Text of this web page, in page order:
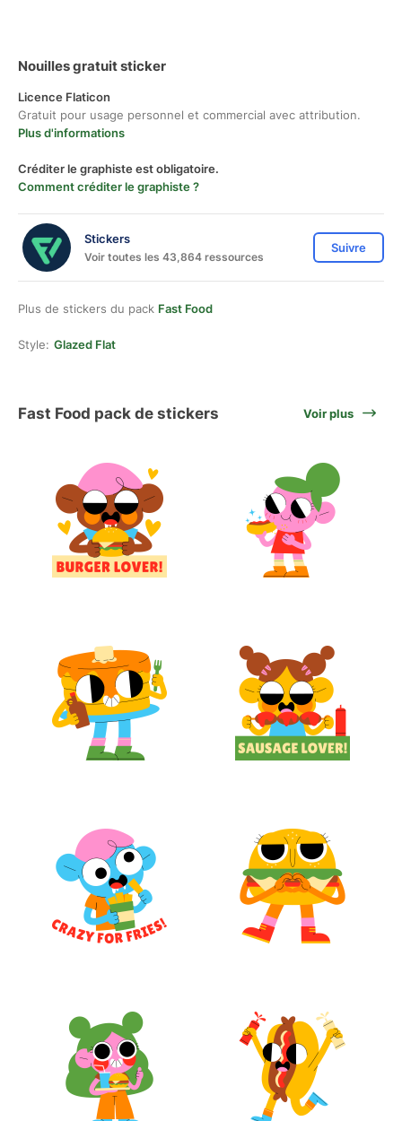
Nouilles gratuit sticker
Licence Flaticon
Gratuit pour usage personnel et commercial avec attribution.
Plus d'informations
Créditer le graphiste est obligatoire.
Comment créditer le graphiste ?
Stickers
Voir toutes les 43,864 ressources
Suivre
Plus de stickers du pack Fast Food
Style: Glazed Flat
Fast Food pack de stickers Voir plus